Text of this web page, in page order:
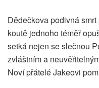
Dědečkova podivná
koutě jednoho téměř
setká nejen se slečnou
zvláštním a
Noví přátelé Jakeovi